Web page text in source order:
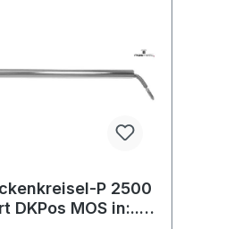
P 2500
DKPos MOS in:...